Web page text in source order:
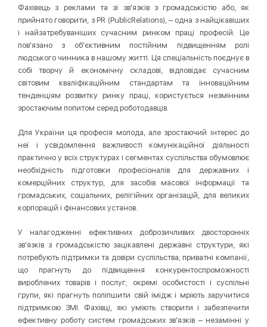
Фахівець з реклами та зі зв'язків з громадськістю або, як
прийнято говорити, з PR (PublicRelations), – одна з найцікавіших
і найзатребуваніших сучасним ринком праці професій. Це
пов'язано з об'єктивним постійним підвищенням ролі
людського чинника в нашому житті. Ця спеціальність поєднує в
собі творчу й економічну складові, відповідає сучасним
світовим кваліфікаційним стандартам та інноваційним
тенденціям розвитку ринку праці, користується незмінним
зростаючим попитом серед роботодавців.
Для України ця професія молода, але зростаючий інтерес до
неї і усвідомлення важливості комунікаційної діяльності
практично у всіх структурах і сегментах суспільства обумовлює
необхідність підготовки професіоналів для державних і
комерційних структур, для засобів масової інформації та
громадських, соціальних, релігійних організацій, для великих
корпорацій і фінансових установ.
У налагодженні ефективних доброзичливих двосторонніх
зв'язків з громадськістю зацікавлені державні структури, які
потребують підтримки та довіри суспільства; приватні компанії,
що прагнуть до підвищення конкурентоспроможності
вироблених товарів і послуг; окремі особистості і суспільні
групи, які прагнуть поліпшити свій імідж і мріють заручитися
підтримкою ЗМІ. Фахівці, які уміють створити і забезпечити
ефективну роботу систем громадських зв'язків – незамінні у